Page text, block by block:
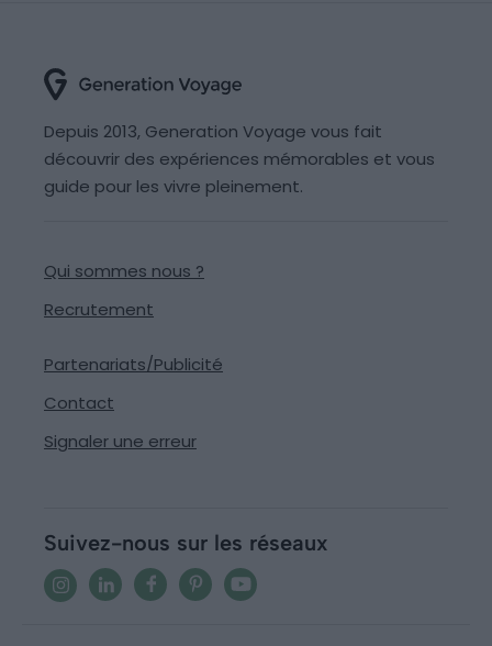
Depuis 2013, Generation Voyage vous fait
découvrir des expériences mémorables et vous
guide pour les vivre pleinement.
Qui sommes nous ?
Recrutement
Partenariats/Publicité
Contact
Signaler une erreur
Suivez-nous sur les réseaux